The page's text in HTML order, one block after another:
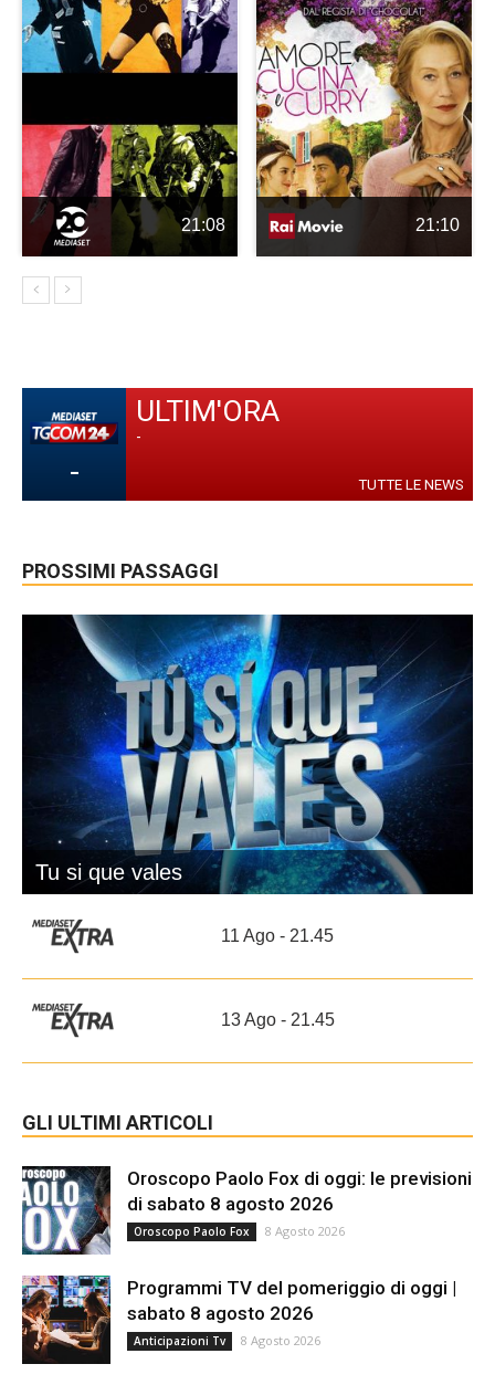
21:08 21:10
-
ULTIM'ORA
-
TUTTE LE NEWS
PROSSIMI PASSAGGI
Tu si que vales
11 Ago - 21.45
13 Ago - 21.45
GLI ULTIMI ARTICOLI
Oroscopo Paolo Fox di oggi: le previsioni
di sabato 8 agosto 2026
Oroscopo Paolo Fox 8 Agosto 2026
Programmi TV del pomeriggio di oggi |
sabato 8 agosto 2026
Anticipazioni Tv 8 Agosto 2026